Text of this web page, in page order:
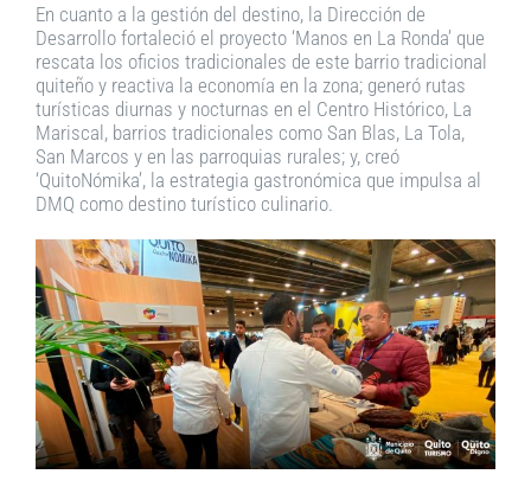
En cuanto a la gestión del destino, la Dirección de
Desarrollo fortaleció el proyecto ‘Manos en La Ronda’ que
rescata los oficios tradicionales de este barrio tradicional
quiteño y reactiva la economía en la zona; generó rutas
turísticas diurnas y nocturnas en el Centro Histórico, La
Mariscal, barrios tradicionales como San Blas, La Tola,
San Marcos y en las parroquias rurales; y, creó
‘QuitoNómika’, la estrategia gastronómica que impulsa al
DMQ como destino turístico culinario.